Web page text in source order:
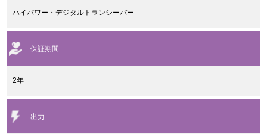
ハイパワー・デジタルトランシーバー
保証期間
2年
出力